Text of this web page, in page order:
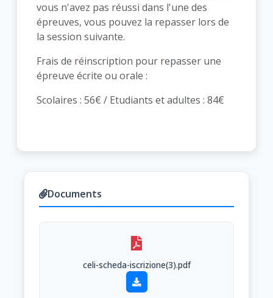
vous n'avez pas réussi dans l'une des
épreuves, vous pouvez la repasser lors de
la session suivante.
Frais de réinscription pour repasser une
épreuve écrite ou orale :
Scolaires : 56€ / Etudiants et adultes : 84€
Documents
celi-scheda-iscrizione(3).pdf